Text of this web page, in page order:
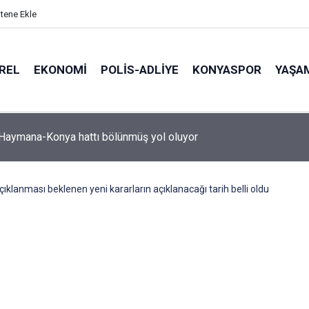
Ekle
EKONOMI POLİS-ADLİYE KONYASPOR
Konya hattı bölünmüş yol oluyor
beklenen yeni kararların açıklanacağı tarih belli oldu